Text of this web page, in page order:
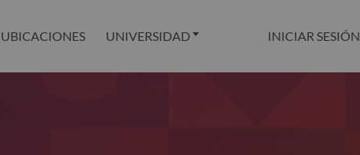
UBICACIONES UNIVERSIDAD INICIAR SESIÓN